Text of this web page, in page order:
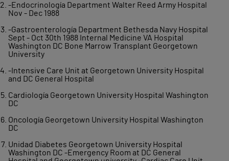
-Endocrinología Department Walter Reed Army Hospital
Nov - Dec 1988
-Gastroenterología Department Bethesda Navy Hospital
Sept - Oct 30th 1988 Internal Medicine VA Hospital
Washington DC Bone Marrow Transplant Georgetown
University
-Intensive Care Unit at Georgetown University Hospital
and DC General Hospital
Cardiología Georgetown University Hospital Washington
DC
Oncología Georgetown University Hospital Washington
DC
Unidad Diabetes Georgetown University Hospital
Washington DC -Emergency Room at DC General